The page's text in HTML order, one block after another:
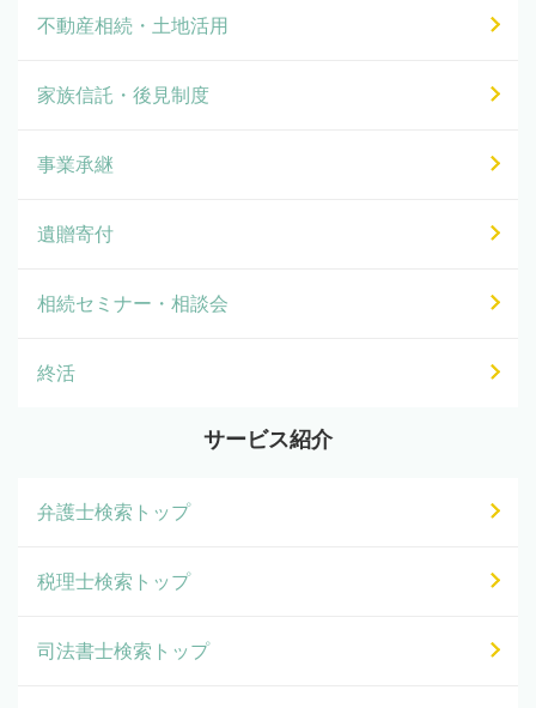
不動産相続・土地活用
家族信託・後見制度
事業承継
遺贈寄付
相続セミナー・相談会
終活
サービス紹介
弁護士検索トップ
税理士検索トップ
司法書士検索トップ